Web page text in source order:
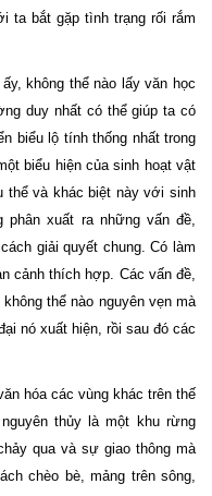
ta bắt gặp tình trạng rối rắm
không thể nào lấy văn học
duy nhất có thể giúp ta có
biểu lộ tính thống nhất trong
biểu hiện của sinh hoạt vật
thể và khác biệt này với sinh
xuất ra những vấn đề,
giải quyết chung. Có làm
cảnh thích hợp. Các vấn đề,
thể nào nguyên vẹn mà
nó xuất hiện, rồi sau đó các
hóa các vùng khác trên thế
thủy là một khu rừng
qua và sự giao thông mà
chèo bè, mảng trên sông,